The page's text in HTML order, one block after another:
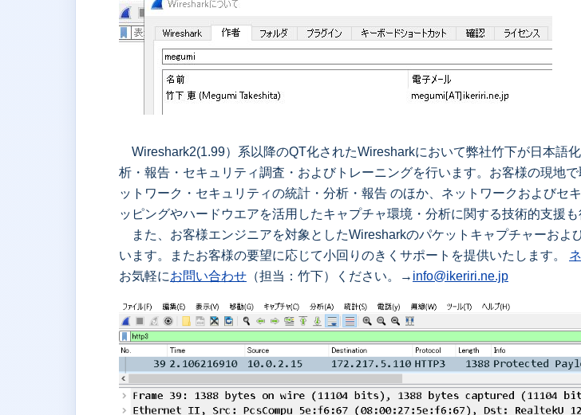
Wireshark2(1.99）系以降のQT化されたWiresharkにおいて弊社竹下が日本語
析・報告・セキュリティ調査・およびトレーニングを行います。お客様の現地
ットワーク・セキュリティの統計・分析・報告 のほか、ネットワークおよびセ
ッピングやハードウエアを活用したキャプチャ環境・分析に関する技術的支援も
また、お客様エンジニアを対象としたWiresharkのパケットキャプチャーおよ
います。またお客様の要望に応じて小回りのきくサポートを提供いたします。
お気軽にお問い合わせ （担当：竹下）ください。→ info@ikeriri.ne.jp